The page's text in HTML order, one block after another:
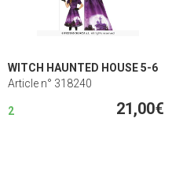
WITCH HAUNTED HOUSE 5-6
Article n° 318240
2 21,00€